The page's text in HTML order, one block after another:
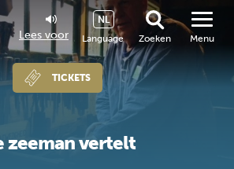
Lees voor Language
NL
Zoeken
TICKETS
Menu
zeeman vertelt